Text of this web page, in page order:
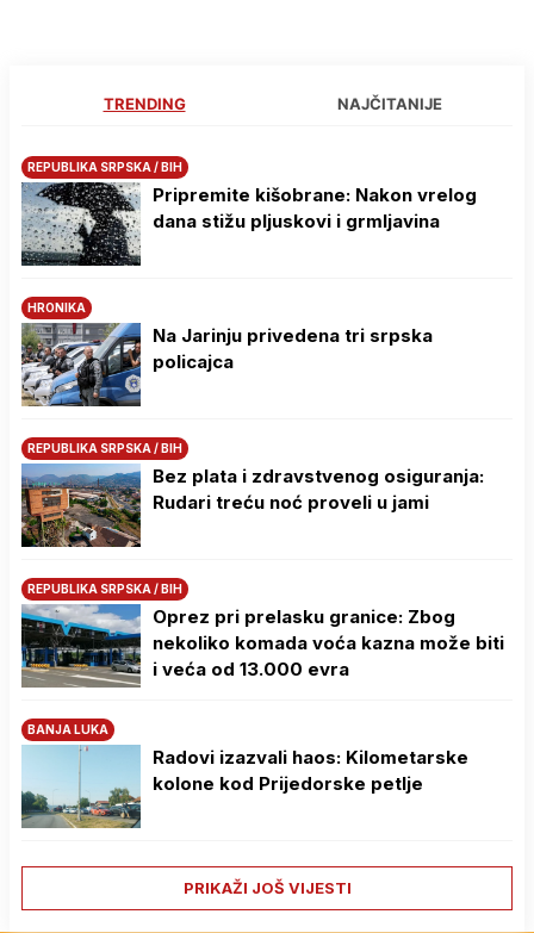
TRENDING NAJČITANIJE
REPUBLIKA SRPSKA / BIH
Pripremite kišobrane: Nakon vrelog
dana stižu pljuskovi i grmljavina
HRONIKA
Na Јarinju privedena tri srpska
policajca
REPUBLIKA SRPSKA / BIH
Bez plata i zdravstvenog osiguranja:
Rudari treću noć proveli u jami
REPUBLIKA SRPSKA / BIH
Oprez pri prelasku granice: Zbog
nekoliko komada voća kazna može biti
i veća od 13.000 evra
BANJA LUKA
Radovi izazvali haos: Kilometarske
kolone kod Prijedorske petlje
PRIKAŽI JOŠ VIJESTI